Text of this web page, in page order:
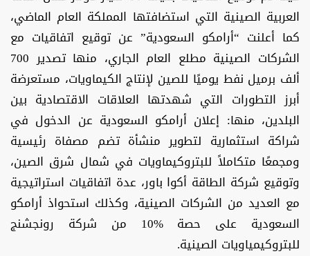
العربية الصينية التي استضافتها المملكة العام الماضي،
كما أعلنت “أرامكو السعودية” عن توقيع اتفاقيات مع
الشركات الصينية مطلع العام الجاري، منها تصدير 700
ألف برميل نفط يوميًا للصين لإنتاج الكيماويات، مستعرضة
أبرز التطورات التي شهدتها العلاقات الاقتصادية بين
البلدين، منها: إعلان أرامكو السعودية عن الدخول في
شراكة استثمارية لتطوير منشأة تضم مصفاة رئيسية
ومجمعًا متكاملاً للبتروكيماويات في شمال شرق الصين،
وتوقيع شركة الطاقة أكوا باور، عدة اتفاقيات استراتيجية
مع العديد من الشركات الصينية، وكذلك استحواذ أرامكو
السعودية على حصة %10 من شركة رونجشنج
للبتروكيمياويات الصينية.